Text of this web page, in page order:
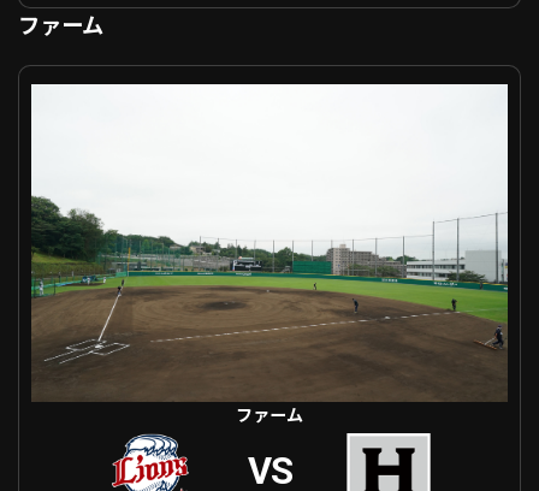
ファーム
ファーム 埼玉西武 VS ハヤテ
ファーム
VS